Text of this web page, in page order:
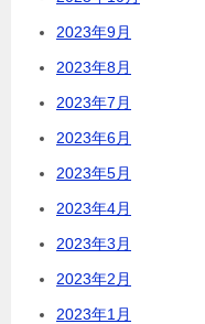
2023年9月
2023年8月
2023年7月
2023年6月
2023年5月
2023年4月
2023年3月
2023年2月
2023年1月